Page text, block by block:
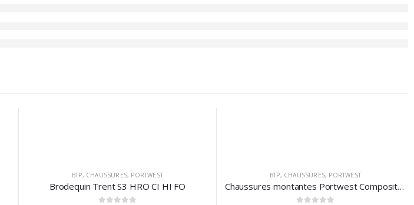
BTP, CHAUSSURES, PORTWEST
Brodequin Trent S3 HRO CI HI FO
BTP, CHAUSSURES, PORTWEST
Chaussures montantes Portwest Compositelite Rigger Indiana S3